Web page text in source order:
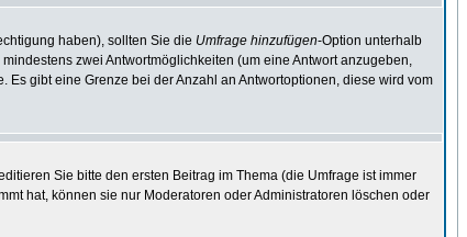
haben), sollten Sie die Umfrage hinzufügen-Option unterhalb
zwei Antwortmöglichkeiten (um eine Antwort anzugeben,
gibt eine Grenze bei der Anzahl an Antwortoptionen, diese wird vom
Sie bitte den ersten Beitrag im Thema (die Umfrage ist immer
hat, können sie nur Moderatoren oder Administratoren löschen oder